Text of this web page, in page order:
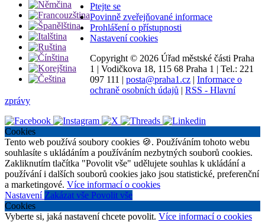
Ptejte se
Povinně zveřejňované informace
Prohlášení o přístupnosti
Nastavení cookies
Copyright © 2026 Úřad městské části Praha
1 | Vodičkova 18, 115 68 Praha 1 | Tel.: 221
097 111 | posta@praha1.cz | Informace o
ochraně osobních údajů | RSS - Hlavní
zprávy
Cookies
Tento web používá soubory cookies 🍪. Používáním tohoto webu
souhlasíte s ukládáním a používáním nezbytných souborů cookies.
Zakliknutím tlačítka "Povolit vše" udělujete souhlas k ukládání a
používání i dalších souborů cookies jako jsou statistické, preferenční
a marketingové. Více informací o cookies
Nastavení Zakázat vše Povolit vše
Cookies
Vyberte si, jaká nastavení chcete povolit. Více informací o cookies